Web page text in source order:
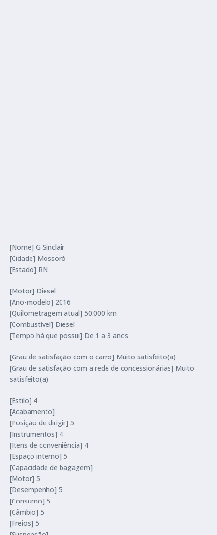
[Nome] G Sinclair
[Cidade] Mossoró
[Estado] RN
[Motor] Diesel
[Ano-modelo] 2016
[Quilometragem atual] 50.000 km
[Combustível] Diesel
[Tempo há que possui] De 1 a 3 anos
[Grau de satisfação com o carro] Muito satisfeito(a)
[Grau de satisfação com a rede de concessionárias] Muito
satisfeito(a)
[Estilo] 4
[Acabamento]
[Posição de dirigir] 5
[Instrumentos] 4
[Itens de conveniência] 4
[Espaço interno] 5
[Capacidade de bagagem]
[Motor] 5
[Desempenho] 5
[Consumo] 5
[Câmbio] 5
[Freios] 5